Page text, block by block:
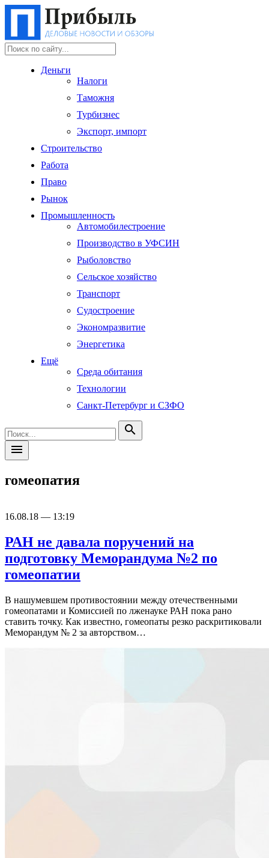
Деньги
Налоги
Таможня
Турбизнес
Экспорт, импорт
Строительство
Работа
Право
Рынок
Промышленность
Автомобилестроение
Производство в УФСИН
Рыболовство
Сельское хозяйство
Транспорт
Судостроение
Экономразвитие
Энергетика
Ещё
Среда обитания
Технологии
Санкт-Петербург и СЗФО
search
menu
гомеопатия
16.08.18 — 13:19
РАН не давала поручений на
подготовку Меморандума №2 по
гомеопатии
В нашумевшем противостоянии между отечественными
гомеопатами и Комиссией по лженауке РАН пока рано
ставить точку. Как известно, гомеопаты резко раскритиковали
Меморандум № 2 за авторством…